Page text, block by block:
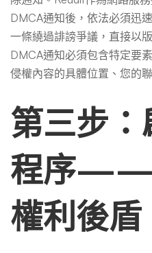
DMCA通知後，依法必須迅
一條繞過誹謗爭議，直接以
DMCA通知必須包含特定要
侵權內容的具體位置、您的
第三步
程序——
權利後盾